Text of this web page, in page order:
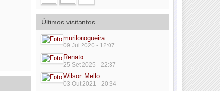
Últimos visitantes
murilonogueira
09 Jul 2026 - 12:07
Renato
25 Set 2025 - 22:37
Wilson Mello
03 Out 2021 - 20:34